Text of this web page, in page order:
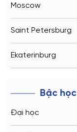
Moscow
Saint Petersburg
Ekaterinburg
Bậc học
Đại học